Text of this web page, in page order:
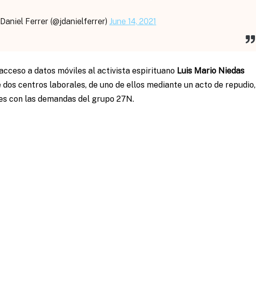
Ferrer (@jdanielferrer) June 14, 2021
a datos móviles al activista espirituano Luis Mario Niedas
dos centros laborales, de uno de ellos mediante un acto de repudio,
con las demandas del grupo 27N.